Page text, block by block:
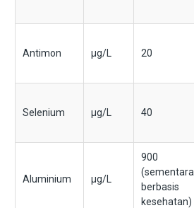
Antimon μg/L 20
Selenium μg/L 40
Aluminium μg/L
900
(sementara
berbasis
kesehatan)